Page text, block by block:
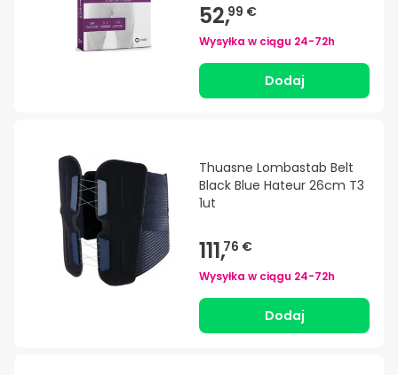
52,99 €
Wysyłka w ciągu 24-72h
Dodaj
Thuasne Lombastab Belt
Black Blue Hateur 26cm T3
1ut
111,76 €
Wysyłka w ciągu 24-72h
Dodaj